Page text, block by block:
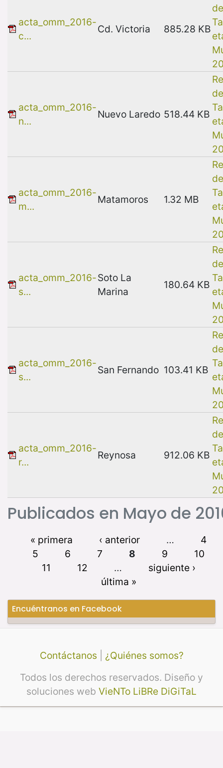
Publicados en Mayo de
acta_omm_2016-
c...
Cd. Victoria 885.28 KB
acta_omm_2016-
n...
Nuevo Laredo 518.44 KB
acta_omm_2016-
m...
Matamoros 1.32 MB
acta_omm_2016-
s...
Soto La
Marina
180.64 KB
acta_omm_2016-
s...
San Fernando 103.41 KB
acta_omm_2016-
r...
Reynosa 912.06 KB
« primera ‹ anterior …
4
5
6 7 8 9
10
11
12 …
siguiente ›
última »
Encuéntranos en Facebook
Contáctanos
¿Quiénes somos?
Todos los derechos reservados. Diseño y
soluciones web VieNTo LiBRe DiGiTaL